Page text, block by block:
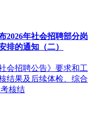
2026年社会招聘部分岗
排的通知（二）
会招聘公告》要求和工
结果及后续体检、综合
核结